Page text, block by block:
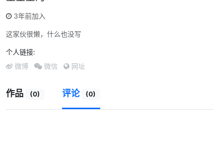
3年前加入
这家伙很懒，什么也没写
个人链接:
微博 微信 网址
作品 (0) 评论 (0)